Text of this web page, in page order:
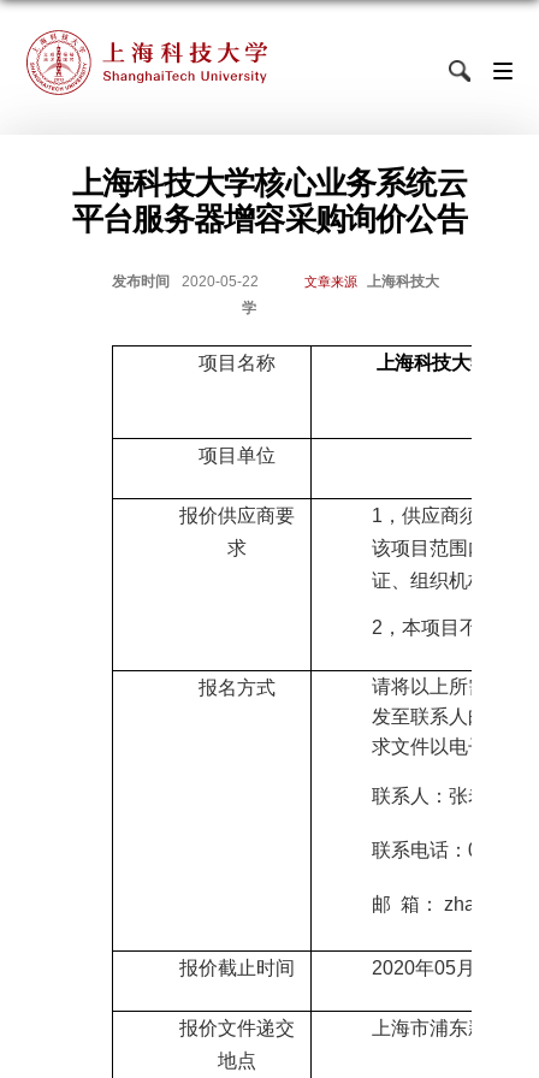
上海科技大学核心业务系统云
平台服务器增容采购询价公告
发布时间 2020-05-22 文章来源
上海科技大
学
项目名称 上海科技大学核心
项目单位
报价供应商要
求
1 ，供应商须能独
该项目范围内的企
证、组织机构代码
2 ， 本项目不允许
报名方式
请将以上所需报名
发至联系人邮箱领
求文件以电子版的
联系人：张老师
联系电话：021-
邮 箱： zhangyd
报价截止时间 2020年05月
报价文件递交
地点
上海市浦东新区华